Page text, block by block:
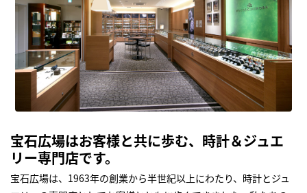
宝石広場はお客様と共に歩む、時計＆ジュエ
リー専門店です。
宝石広場は、1963年の創業から半世紀以上にわたり、時計とジュ